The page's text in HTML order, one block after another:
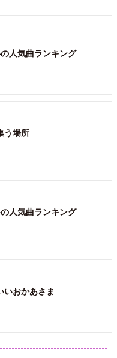
人気曲ランキング
う場所
人気曲ランキング
いおかあさま